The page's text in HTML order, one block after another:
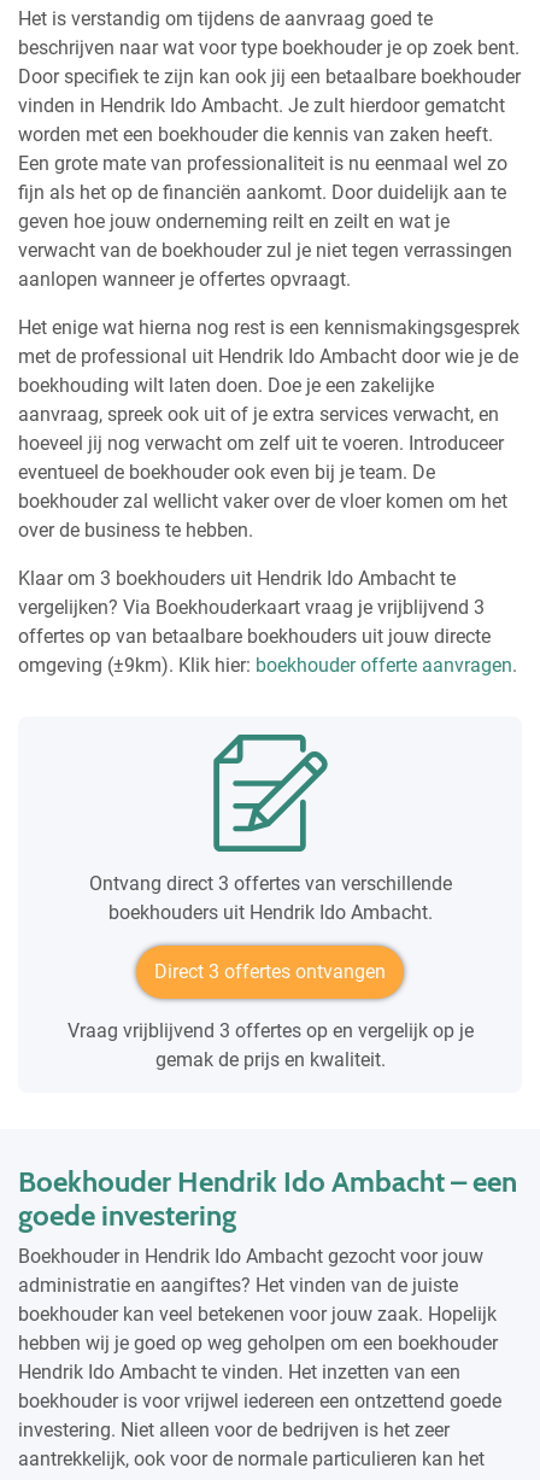
Het is verstandig om tijdens de aanvraag goed te
beschrijven naar wat voor type boekhouder je op zoek bent.
Door specifiek te zijn kan ook jij een betaalbare boekhouder
vinden in Hendrik Ido Ambacht. Je zult hierdoor gematcht
worden met een boekhouder die kennis van zaken heeft.
Een grote mate van professionaliteit is nu eenmaal wel zo
fijn als het op de financiën aankomt. Door duidelijk aan te
geven hoe jouw onderneming reilt en zeilt en wat je
verwacht van de boekhouder zul je niet tegen verrassingen
aanlopen wanneer je offertes opvraagt.
Het enige wat hierna nog rest is een kennismakingsgesprek
met de professional uit Hendrik Ido Ambacht door wie je de
boekhouding wilt laten doen. Doe je een zakelijke
aanvraag, spreek ook uit of je extra services verwacht, en
hoeveel jij nog verwacht om zelf uit te voeren. Introduceer
eventueel de boekhouder ook even bij je team. De
boekhouder zal wellicht vaker over de vloer komen om het
over de business te hebben.
Klaar om 3 boekhouders uit Hendrik Ido Ambacht te
vergelijken? Via Boekhouderkaart vraag je vrijblijvend 3
offertes op van betaalbare boekhouders uit jouw directe
omgeving (±9km). Klik hier: boekhouder offerte aanvragen.
Ontvang direct 3 offertes van verschillende
boekhouders uit Hendrik Ido Ambacht.
Direct 3 offertes ontvangen
Vraag vrijblijvend 3 offertes op en vergelijk op je
gemak de prijs en kwaliteit.
Boekhouder Hendrik Ido Ambacht – een
goede investering
Boekhouder in Hendrik Ido Ambacht gezocht voor jouw
administratie en aangiftes? Het vinden van de juiste
boekhouder kan veel betekenen voor jouw zaak. Hopelijk
hebben wij je goed op weg geholpen om een boekhouder
Hendrik Ido Ambacht te vinden. Het inzetten van een
boekhouder is voor vrijwel iedereen een ontzettend goede
investering. Niet alleen voor de bedrijven is het zeer
aantrekkelijk, ook voor de normale particulieren kan het